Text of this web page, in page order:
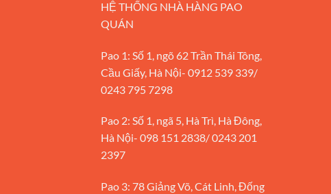
HỆ THỐNG NHÀ HÀNG PAO
QUÁN
Pao 1: Số 1, ngõ 62 Trần Thái Tông,
Cầu Giấy, Hà Nội- 0912 539 339/
0243 795 7298
Pao 2: Số 1, ngã 5, Hà Trì, Hà Đông,
Hà Nội- 098 151 2838/ 0243 201
2397
Pao 3: 78 Giảng Võ, Cát Linh, Đống